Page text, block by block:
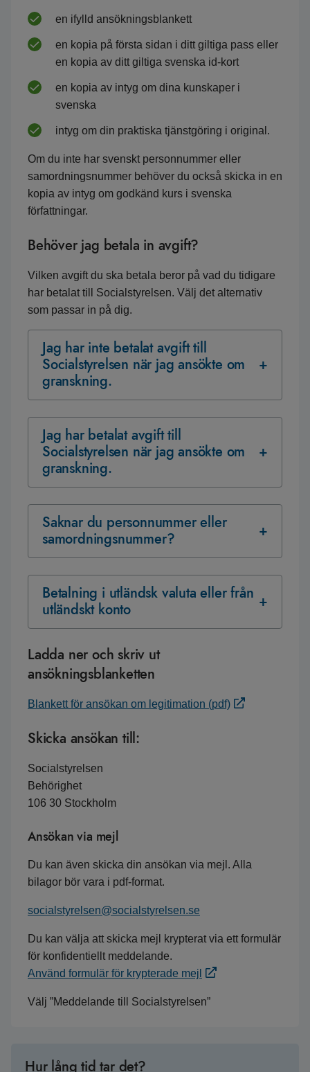
en ifylld ansökningsblankett
en kopia på första sidan i ditt giltiga pass eller
en kopia av ditt giltiga svenska id-kort
en kopia av intyg om dina kunskaper i
svenska
intyg om din praktiska tjänstgöring i original.
Om du inte har svenskt personnummer eller
samordningsnummer behöver du också skicka in en
kopia av intyg om godkänd kurs i svenska
författningar.
Behöver jag betala in avgift?
Vilken avgift du ska betala beror på vad du tidigare
har betalat till Socialstyrelsen. Välj det alternativ
som passar in på dig.
Jag har inte betalat avgift till
Socialstyrelsen när jag ansökte om
granskning.
Jag har betalat avgift till
Socialstyrelsen när jag ansökte om
granskning.
Saknar du personnummer eller
samordningsnummer?
Betalning i utländsk valuta eller från
utländskt konto
Ladda ner och skriv ut
ansökningsblanketten
Blankett för ansökan om legitimation (pdf)
Skicka ansökan till:
Socialstyrelsen
Behörighet
106 30 Stockholm
Ansökan via mejl
Du kan även skicka din ansökan via mejl. Alla
bilagor bör vara i pdf-format.
socialstyrelsen@socialstyrelsen.se
Du kan välja att skicka mejl krypterat via ett formulär
för konfidentiellt meddelande.
Använd formulär för krypterade mejl
Välj ”Meddelande till Socialstyrelsen”
Hur lång tid tar det?